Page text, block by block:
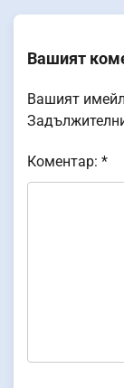
Вашият
Вашият
Коментар: *